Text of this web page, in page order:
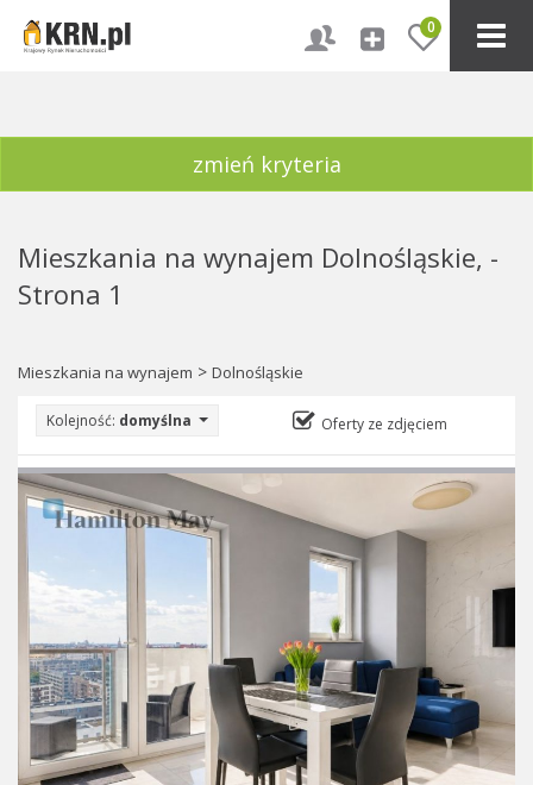
0
zmień kryteria
Mieszkania na wynajem Dolnośląskie, -
Strona 1
Mieszkania na wynajem > Dolnośląskie
Kolejność: domyślna Oferty ze zdjęciem